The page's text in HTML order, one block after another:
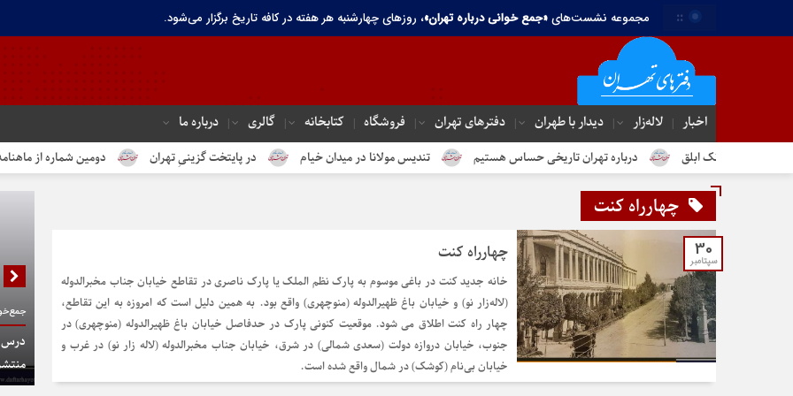
:: مجموعه نشست‌های«جمع خوانی درباره تهران»، روزهای چهارشنبه هر هفته در کافه تاریخ برگزار می‌شود.
اخبار لاله‌زار دیدار با طهران دفترهای تهران‌ فروشگاه کتابخانه گالری درباره ما
درباره تهران تاریخی حساس هستیم تندیس مولانا در میدان خیام در پایتخت گزینیِ تهران دومین شماره از ماهنامه
چهارراه کنت
30
سپتامبر چهارراه کنت
خانه جدید کنت در باغی موسوم به پارک نظم الملک یا پارک ناصری در تقاطع خیابان جناب مخبرالدوله
(لاله‌زار نو) و خیابان باغ ظهیرالدوله (منوچهری) واقع بود. به همین دلیل است که امروزه به این تقاطع،
چهار راه کنت اطلاق می شود. موقعیت کنونی پارک در حدفاصل خیابان باغ ظهیرالدوله (منوچهری) در
جنوب، خیابان دروازه دولت (سعدی شمالی) در شرق، خیابان جناب مخبرالدوله (لاله زار نو) در غرب و
خیابان بی‌نام (کوشک) در شمال واقع شده است.
درس